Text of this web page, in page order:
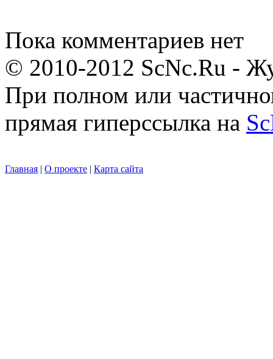
Пока комментариев нет
© 2010-2012 ScNc.Ru -
При полном или
прямая гиперссылка на
Главная | О проекте | Карта сайта